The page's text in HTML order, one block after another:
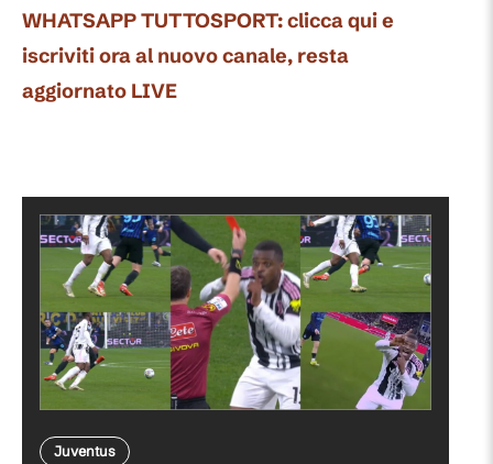
WHATSAPP TUTTOSPORT: clicca qui e
iscriviti ora al nuovo canale, resta
aggiornato LIVE
Juventus